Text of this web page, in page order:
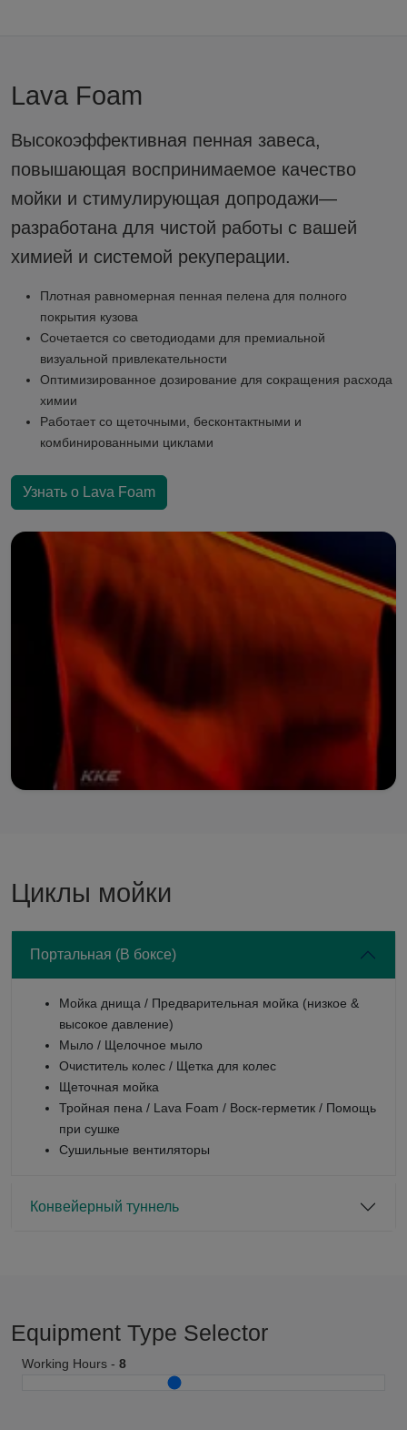
Lava Foam
Высокоэффективная пенная завеса,
повышающая воспринимаемое качество
мойки и стимулирующая допродажи—
разработана для чистой работы с вашей
химией и системой рекуперации.
Плотная равномерная пенная пелена для полного
покрытия кузова
Сочетается со светодиодами для премиальной
визуальной привлекательности
Оптимизированное дозирование для сокращения расхода
химии
Работает со щеточными, бесконтактными и
комбинированными циклами
Узнать о Lava Foam
Циклы мойки
Портальная (В боксе)
Мойка днища / Предварительная мойка (низкое &
высокое давление)
Мыло / Щелочное мыло
Очиститель колес / Щетка для колес
Щеточная мойка
Тройная пена / Lava Foam / Воск-герметик / Помощь
при сушке
Сушильные вентиляторы
Конвейерный туннель
Equipment Type Selector
Working Hours - 8